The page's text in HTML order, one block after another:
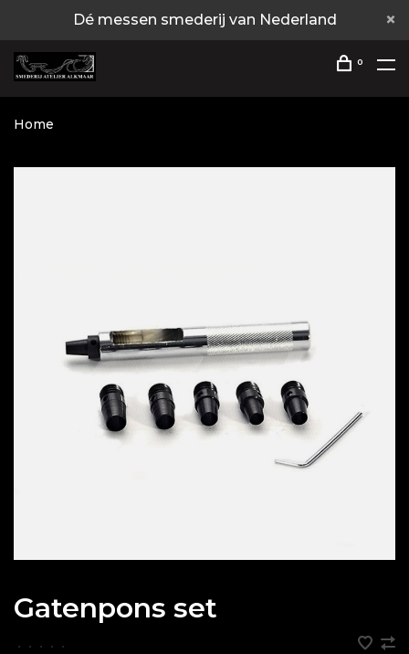
Dé messen smederij van Nederland
0
Home
Gatenpons set
• • • • •